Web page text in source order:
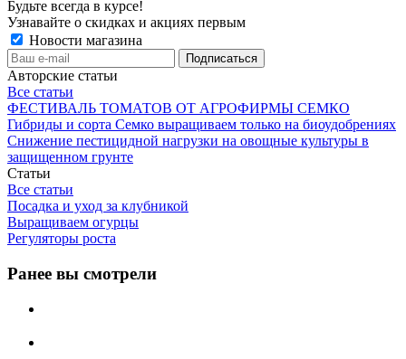
Будьте всегда в курсе!
Узнавайте о скидках и акциях первым
Новости магазина
Авторские статьи
Все статьи
ФЕСТИВАЛЬ ТОМАТОВ ОТ АГРОФИРМЫ СЕМКО
Гибриды и сорта Семко выращиваем только на биоудобрениях
Снижение пестицидной нагрузки на овощные культуры в
защищенном грунте
Статьи
Все статьи
Посадка и уход за клубникой
Выращиваем огурцы
Регуляторы роста
Ранее вы смотрели